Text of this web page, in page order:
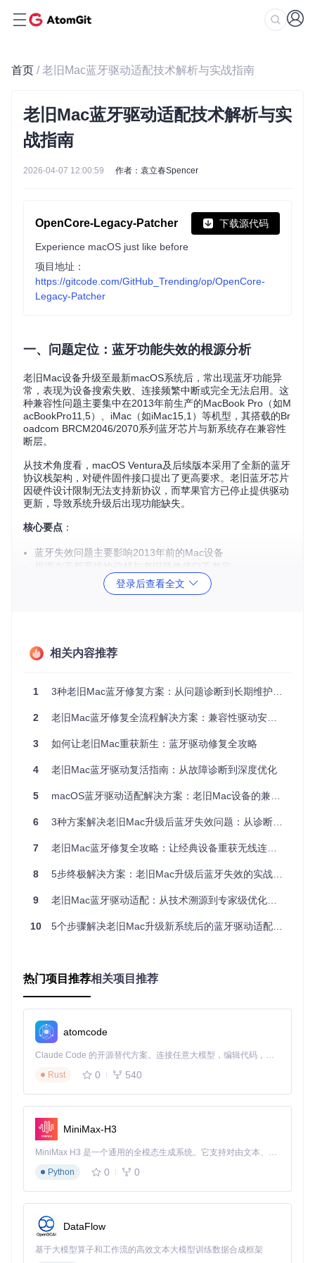
首页 / 老旧Mac蓝牙驱动适配技术解析与实战指南
老旧Mac蓝牙驱动适配技术解析与实
战指南
2026-04-07 12:00:59 作者：袁立春Spencer
OpenCore-Legacy-Patcher 下载源代码
Experience macOS just like before
项目地址：
https://gitcode.com/GitHub_Trending/op/OpenCore-
Legacy-Patcher
一、问题定位：蓝牙功能失效的根源分析
老旧Mac设备升级至最新macOS系统后，常出现蓝牙功能异
常，表现为设备搜索失败、连接频繁中断或完全无法启用。这
种兼容性问题主要集中在2013年前生产的MacBook Pro（如M
acBookPro11,5）、iMac（如iMac15,1）等机型，其搭载的Br
oadcom BRCM2046/2070系列蓝牙芯片与新系统存在兼容性
断层。
从技术角度看，macOS Ventura及后续版本采用了全新的蓝牙
协议栈架构，对硬件固件接口提出了更高要求。老旧蓝牙芯片
因硬件设计限制无法支持新协议，而苹果官方已停止提供驱动
更新，导致系统升级后出现功能缺失。
核心要点 ：
蓝牙失效问题主要影响2013年前的Mac设备
根源在于新系统协议栈与老旧硬件接口不兼容
表现为搜索失败、连接中断或完全无法启用等症状
蓝牙驱动适配可类比为"硬件翻译官"机制：新系统如同使用"新
接收者，而OpenCore Legacy Patcher则扮演翻译官角色，实
现两者间的有效沟通。
这一过程通过三个关键技术环节实现：
驱动替换：用兼容的内核扩展（kext）替代系统原生驱动
参数调校：优化蓝牙通信参数以提升连接稳定性
硬件与操作系统间的"翻译器"。在蓝牙修复中，核心驱动组件
配对失败问题
兼容性支持
核心要点：
工作机制涉及驱动替换、固件桥接和参数调校三个环节
三、实施指南：分阶段驱动修复流程
环境检查
2012年iMac及Mac mini Mid 2010
系统版本要求：macOS Ventura 13.0或更高版本
工具准备：OpenCore Legacy Patcher v0.6.6或更高版
本
数据安全（风险级别：高）
登录后查看全文
相关内容推荐
1 3种老旧Mac蓝牙修复方案：从问题诊断到长期维护的全流程指南
2 老旧Mac蓝牙修复全流程解决方案：兼容性驱动安装与优化指南
3 如何让老旧Mac重获新生：蓝牙驱动修复全攻略
4 老旧Mac蓝牙驱动复活指南：从故障诊断到深度优化
5 macOS蓝牙驱动适配解决方案：老旧Mac设备的兼容性修复指南
6 3种方案解决老旧Mac升级后蓝牙失效问题：从诊断到优化的完整指南
7 老旧Mac蓝牙修复全攻略：让经典设备重获无线连接能力
8 5步终极解决方案：老旧Mac升级后蓝牙失效的实战指南
9 老旧Mac蓝牙驱动适配：从技术溯源到专家级优化全指南
10 5个步骤解决老旧Mac升级新系统后的蓝牙驱动适配难题
热门项目推荐相关项目推荐
atomcode
Claude Code 的开源替代方案。连接任意大模型，编辑代码，运行命令，自动验证 — 全自动执行。用 Rust 构建，极致性能。 ｜ An open-source alternative to Claude Code. Connect any LLM, edit code, run commands, and verify changes — autonomously. Built in Rust for speed. Get Started
Rust
0 540
MiniMax-H3
MiniMax H3 是一个通用的全模态生成系统。它支持对由文本、图像、视频和音频组成的多模态上下文进行统一理解，并能生成分辨率高达 2K、时长可达 15 秒的带原生立体声音频的视频。得益于面向任务泛化的系统设计，H3 在预训练阶段就已具备广泛的多模态上下文理解与生成能力，能够出色地执行复杂的多模态指令。
Python
0 0
DataFlow
基于大模型算子和工作流的高效文本大模型训练数据合成框架